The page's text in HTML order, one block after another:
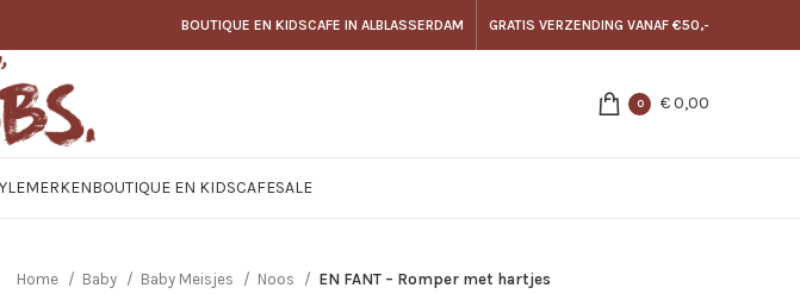
BOUTIQUE EN KIDSCAFE IN ALBLASSERDAM GRATIS VERZENDING VANAF €50,-
0 €0,00
MERKENBOUTIQUE EN KIDSCAFESALE
Home Baby Baby Meisjes Noos EN FANT – Romper met hartjes